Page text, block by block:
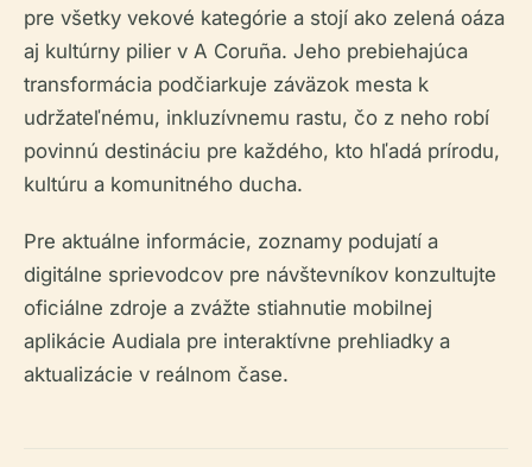
pre všetky vekové kategórie a stojí ako zelená oáza
aj kultúrny pilier v A Coruña. Jeho prebiehajúca
transformácia podčiarkuje záväzok mesta k
udržateľnému, inkluzívnemu rastu, čo z neho robí
povinnú destináciu pre každého, kto hľadá prírodu,
kultúru a komunitného ducha.
Pre aktuálne informácie, zoznamy podujatí a
digitálne sprievodcov pre návštevníkov konzultujte
oficiálne zdroje a zvážte stiahnutie mobilnej
aplikácie Audiala pre interaktívne prehliadky a
aktualizácie v reálnom čase.